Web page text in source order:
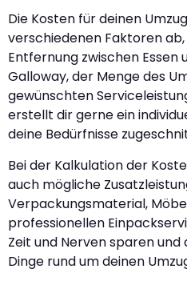
Die Kosten für deinen
verschiedenen Faktoren
Entfernung zwischen Essen
Galloway, der Menge des
gewünschten
erstellt dir gerne ein
deine Bedürfnisse
Bei der Kalkulation der
auch mögliche
Verpackungsmaterial,
professionellen
Zeit und Nerven sparen
Dinge rund um deinen